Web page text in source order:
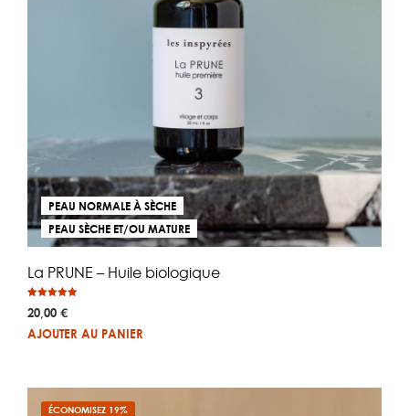
PEAU NORMALE À SÈCHE
PEAU SÈCHE ET/OU MATURE
La PRUNE – Huile biologique
5.00
20,00 €
AJOUTER AU PANIER
ÉCONOMISEZ 19%